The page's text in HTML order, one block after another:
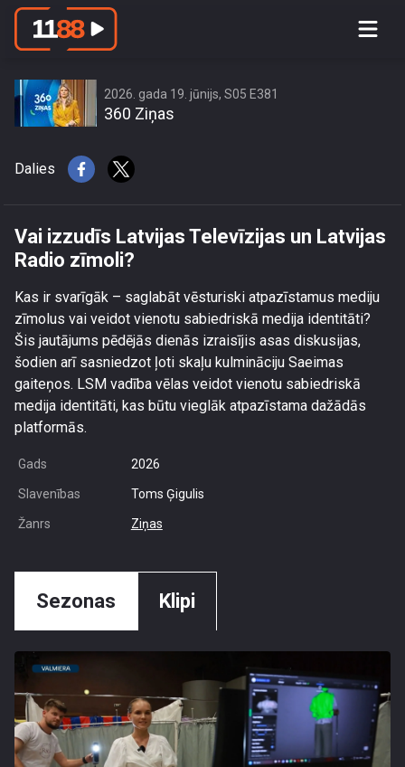
Vai izzudīs Latvijas Televīzijas un
2026. gada 19. jūnijs, S05 E381
360 Ziņas
Dalies
Vai izzudīs Latvijas Televīzijas un Latvijas
Radio zīmoli?
Kas ir svarīgāk – saglabāt vēsturiski atpazīstamus mediju
zīmolus vai veidot vienotu sabiedriskā medija identitāti?
Šis jautājums pēdējās dienās izraisījis asas diskusijas,
šodien arī sasniedzot ļoti skaļu kulmināciju Saeimas
gaiteņos. LSM vadība vēlas veidot vienotu sabiedriskā
medija identitāti, kas būtu vieglāk atpazīstama dažādās
platformās.
Gads 2026
Slavenības Toms Ģigulis
Žanrs Ziņas
Sezonas Klipi